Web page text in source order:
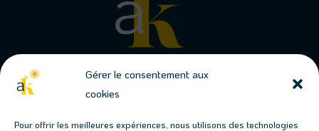
Gérer le consentement aux
cookies
Pour offrir les meilleures expériences, nous utilisons des technologies
Conjuguons jardins & permaculture